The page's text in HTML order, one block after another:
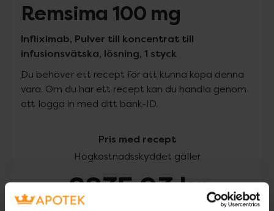
Remsima 100 mg
Infliximab, Pulver till koncentrat till
infusionsvätska, lösning, 1 styck
Du behöver ett recept för att kunna köpa denna
vara. Om du har ett recept kan du handla genom
att logga in med ditt bank-ID.
Pris med recept
Högkostnadsskyddet gäller
2835,93 kr